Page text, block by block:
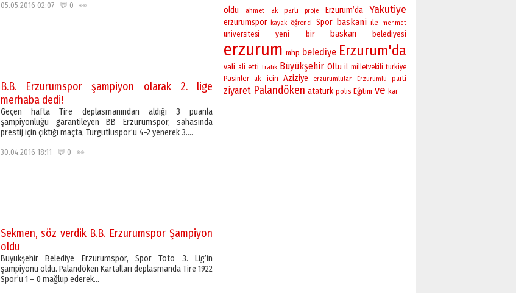
05.05.2016 02:07 💬 0 👀
B.B. Erzurumspor şampiyon olarak 2. lige
merhaba dedi!
Geçen hafta Tire deplasmanından aldığı 3 puanla
şampiyonluğu garantileyen BB Erzurumspor, sahasında
prestij için çıktığı maçta, Turgutluspor’u 4-2 yenerek 3….
30.04.2016 18:11 💬 0 👀
Sekmen, söz verdik B.B. Erzurumspor Şampiyon
oldu
Büyükşehir Belediye Erzurumspor, Spor Toto 3. Lig’in
şampiyonu oldu. Palandöken Kartalları deplasmanda Tire 1922
Spor’u 1 – 0 mağlup ederek…
oldu ahmet ak parti proje Erzurum’da Yakutiye
erzurumspor kayak öğrenci Spor baskani ile mehmet
universitesi yeni bir baskan belediyesi
erzurum mhp belediye Erzurum'da
vali ali etti trafik Büyükşehir Oltu il milletvekili turkiye
Pasinler ak icin Aziziye erzurumlular Erzurumlu parti
ziyaret Palandöken ataturk polis Eğitim ve kar